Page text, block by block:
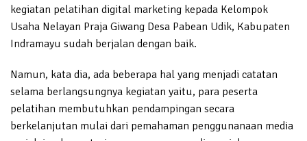
kegiatan pelatihan digital marketing kepada Kelompok
Usaha Nelayan Praja Giwang Desa Pabean Udik, Kabupaten
Indramayu sudah berjalan dengan baik.
Namun, kata dia, ada beberapa hal yang menjadi catatan
selama berlangsungnya kegiatan yaitu, para peserta
pelatihan membutuhkan pendampingan secara
berkelanjutan mulai dari pemahaman penggunanaan media